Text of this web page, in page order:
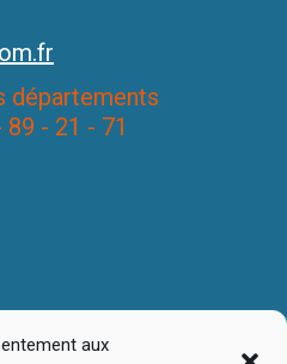
aux
départements
- 21 - 71